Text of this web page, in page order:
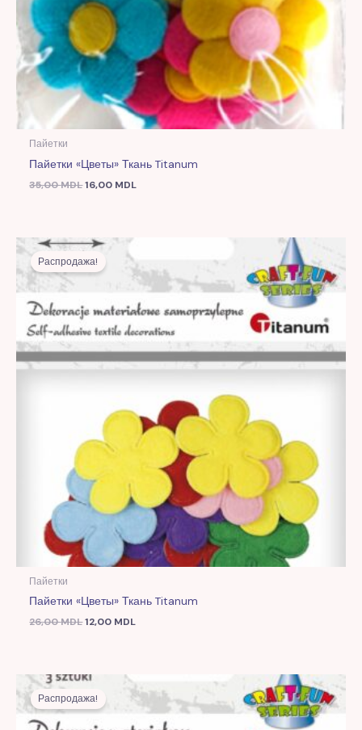
Пайетки
Пайетки «Цветы» Ткань Titanum
35,00MDL16,00 MDL
Распродажа!
Пайетки
Пайетки «Цветы» Ткань Titanum
26,00MDL
Первоначальная
цена
составляла
26,00 MDL.
12,00 MDL
12,00 MDL.
Распродажа!
Первоначальная
цена
составляла
цена:
11,00 MDL.